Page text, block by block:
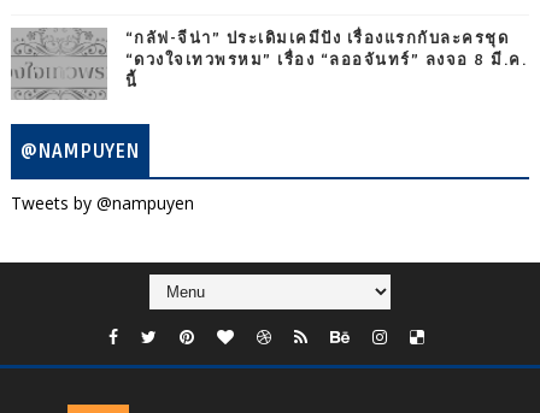
“กลัฟ-จีน่า” ประเดิมเคมีปัง เรื่องแรกกับละครชุด
“ดวงใจเทวพรหม” เรื่อง “ลออจันทร์” ลงจอ 8 มี.ค.
นี้
@NAMPUYEN
Tweets by @nampuyen